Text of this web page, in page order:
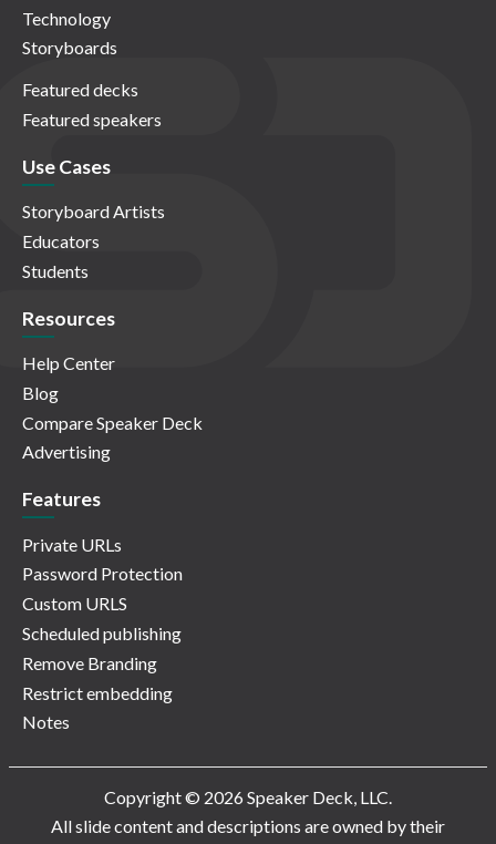
Technology
Storyboards
Featured decks
Featured speakers
Use Cases
Storyboard Artists
Educators
Students
Resources
Help Center
Blog
Compare Speaker Deck
Advertising
Features
Private URLs
Password Protection
Custom URLS
Scheduled publishing
Remove Branding
Restrict embedding
Notes
Copyright © 2026 Speaker Deck, LLC.
All slide content and descriptions are owned by their